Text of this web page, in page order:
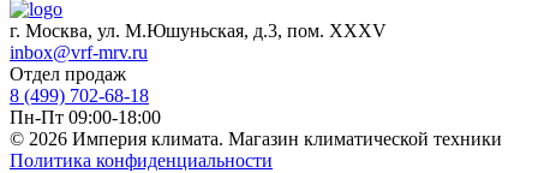
г. Москва, ул. М.Юшуньская, д.3, пом. XXXV
inbox@vrf-mrv.ru
Отдел продаж
8 (499) 702-68-18
Пн-Пт 09:00-18:00
© 2026 Империя климата. Магазин климатической техники
Политика конфиденциальности